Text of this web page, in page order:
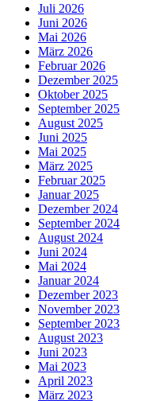
Juli 2026
Juni 2026
Mai 2026
März 2026
Februar 2026
Dezember 2025
Oktober 2025
September 2025
August 2025
Juni 2025
Mai 2025
März 2025
Februar 2025
Januar 2025
Dezember 2024
September 2024
August 2024
Juni 2024
Mai 2024
Januar 2024
Dezember 2023
November 2023
September 2023
August 2023
Juni 2023
Mai 2023
April 2023
März 2023